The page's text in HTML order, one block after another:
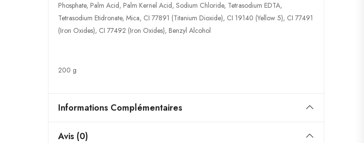
Phosphate, Palm Acid, Palm Kernel Acid, Sodium Chloride, Tetrasodium EDTA,
Tetrasodium Etidronate, Mica, CI 77891 (Titanium Dioxide), CI 19140 (Yellow 5), CI 77491
(Iron Oxides), CI 77492 (Iron Oxides), Benzyl Alcohol
200 g
Informations Complémentaires
Avis (0)